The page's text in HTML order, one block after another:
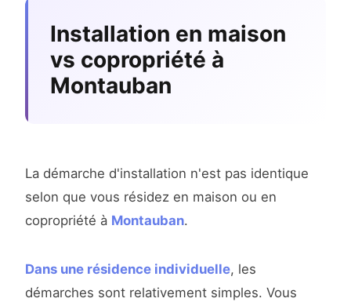
Installation en maison
vs copropriété à
Montauban
La démarche d'installation n'est pas identique
selon que vous résidez en maison ou en
copropriété à Montauban.
Dans une résidence individuelle, les
démarches sont relativement simples. Vous